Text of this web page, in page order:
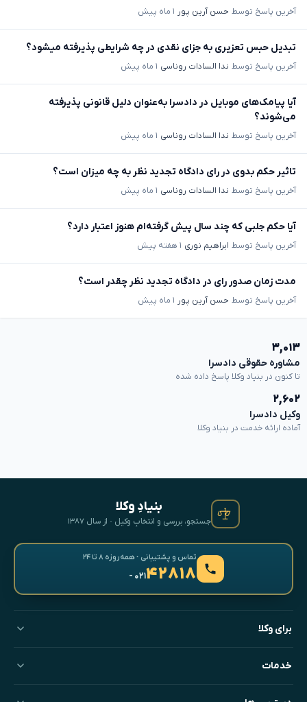
آخرین پاسخ توسط حسن آرین پور ۱ ماه پیش
تبدیل حبس تعزیری به جزای نقدی در چه شرایطی پذیرفته میشود؟
آخرین پاسخ توسط ندا السادات روناسی ۱ ماه پیش
آیا پیامک‌های موبایل در دادسرا به‌عنوان دلیل قانونی پذیرفته
می‌شوند؟
آخرین پاسخ توسط ندا السادات روناسی ۱ ماه پیش
تاثیر حکم بدوی در رای دادگاه تجدید نظر به چه میزان است؟
آخرین پاسخ توسط ندا السادات روناسی ۱ ماه پیش
آیا حکم جلبی که چند سال پیش گرفته‌ام هنوز اعتبار دارد؟
آخرین پاسخ توسط ابراهیم نوری ۱ هفته پیش
مدت زمان صدور رای در دادگاه تجدید نظر چقدر است؟
آخرین پاسخ توسط حسن آرین پور ۱ ماه پیش
۳,۰۱۳
مشاوره حقوقی دادسرا
تا کنون در بنیاد وکلا پاسخ داده شده
۲,۶۰۲
وکیل دادسرا
آماده ارائه خدمت در بنیاد وکلا
بنیادِ وکلا
جستجو، بررسی و انتخابِ وکیل · از سال ۱۳۸۷
تماس و پشتیبانی · همه‌روزه ۸ تا ۲۴
۴۲۸۱۸- ۰۲۱
برای وکلا
خدمات